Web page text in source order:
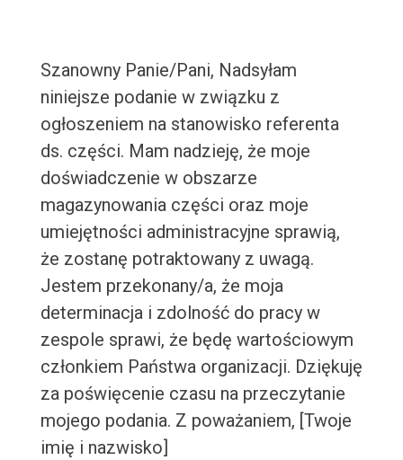
Szanowny Panie/Pani, Nadsyłam
niniejsze podanie w związku z
ogłoszeniem na stanowisko referenta
ds. części. Mam nadzieję, że moje
doświadczenie w obszarze
magazynowania części oraz moje
umiejętności administracyjne sprawią,
że zostanę potraktowany z uwagą.
Jestem przekonany/a, że moja
determinacja i zdolność do pracy w
zespole sprawi, że będę wartościowym
członkiem Państwa organizacji. Dziękuję
za poświęcenie czasu na przeczytanie
mojego podania. Z poważaniem, [Twoje
imię i nazwisko]